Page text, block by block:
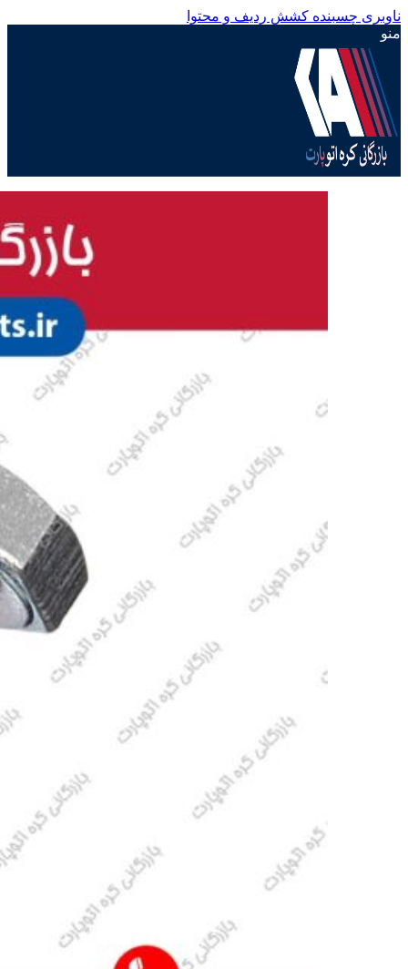
ناوبری چسبنده کشش ردیف و محتوا
منو